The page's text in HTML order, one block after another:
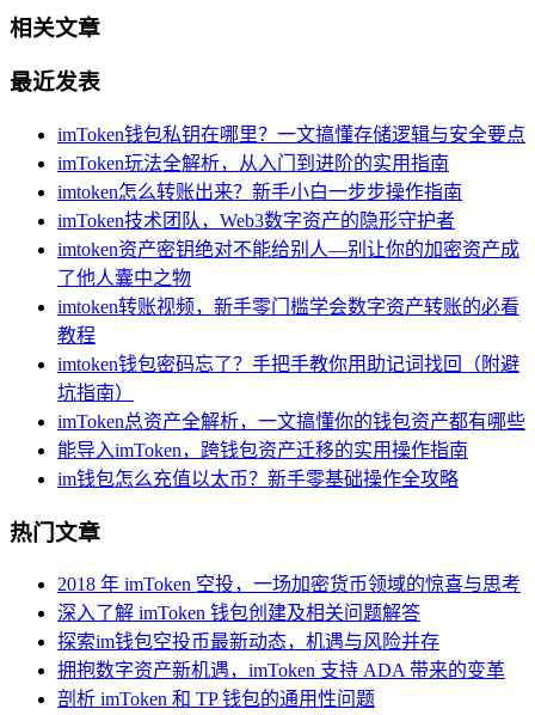
相关文章
最近发表
imToken钱包私钥在哪里？一文搞懂存储逻辑与安全要点
imToken玩法全解析，从入门到进阶的实用指南
imtoken怎么转账出来？新手小白一步步操作指南
imToken技术团队，Web3数字资产的隐形守护者
imtoken资产密钥绝对不能给别人—别让你的加密资产成
了他人囊中之物
imtoken转账视频，新手零门槛学会数字资产转账的必看
教程
imtoken钱包密码忘了？手把手教你用助记词找回（附避
坑指南）
imToken总资产全解析，一文搞懂你的钱包资产都有哪些
能导入imToken，跨钱包资产迁移的实用操作指南
im钱包怎么充值以太币？新手零基础操作全攻略
热门文章
2018 年 imToken 空投，一场加密货币领域的惊喜与思考
深入了解 imToken 钱包创建及相关问题解答
探索im钱包空投币最新动态，机遇与风险并存
拥抱数字资产新机遇，imToken 支持 ADA 带来的变革
剖析 imToken 和 TP 钱包的通用性问题